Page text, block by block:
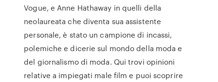
Vogue, e Anne Hathaway in quelli della
neolaureata che diventa sua assistente
personale, è stato un campione di incassi,
polemiche e dicerie sul mondo della moda e
del giornalismo di moda. Qui trovi opinioni
relative a impiegati male film e puoi scoprire